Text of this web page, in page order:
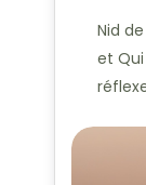
Nid
et